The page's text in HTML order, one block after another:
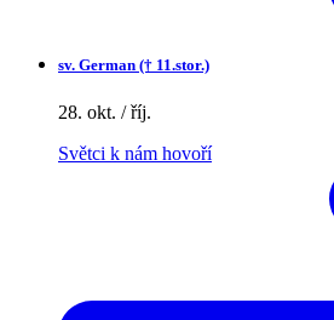
sv. German († 11.stor.)
28. okt. / říj.
Světci k nám hovoří